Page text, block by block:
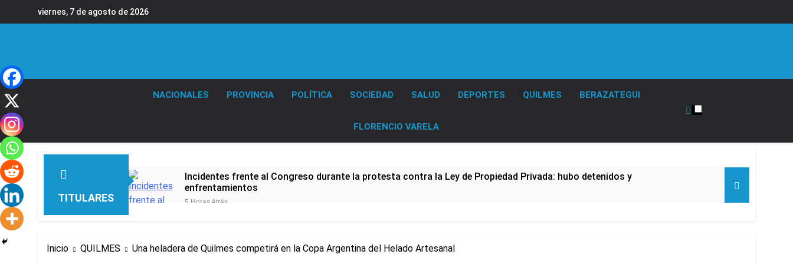
viernes, 7 de agosto de 2026
NACIONALES PROVINCIA POLÍTICA SOCIEDAD SALUD DEPORTES QUILMES BERAZATEGUI
FLORENCIO VARELA
TITULARES
Incidentes frente al Congreso durante la protesta contra la Ley de Propiedad Privada: hubo detenidos y
enfrentamientos
5 Horas Atrás
67 barrios full LED en Florencio Varela
Inicio QUILMES Una heladera de Quilmes competirá en la Copa Argentina del Helado Artesanal